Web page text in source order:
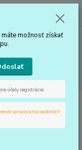
za0 €
na nohy
50
možnosť získať
účely registrácie.
spracovania osobných